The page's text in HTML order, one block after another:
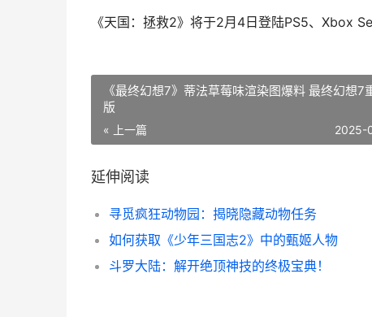
《天国：拯救2》将于2月4日登陆PS5、Xbox
《最终幻想7》蒂法草莓味渲染图爆料 最终幻想7
版
« 上一篇 2025-
延伸阅读
寻觅疯狂动物园：揭晓隐藏动物任务
如何获取《少年三国志2》中的甄姬人物
斗罗大陆：解开绝顶神技的终极宝典！